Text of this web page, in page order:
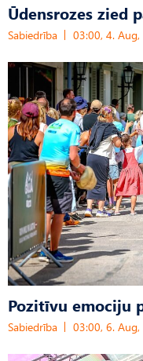
Ūdensrozes zied
Sabiedrība 03:00, 4.
Pozitīvu emociju
Sabiedrība 03:00, 6.